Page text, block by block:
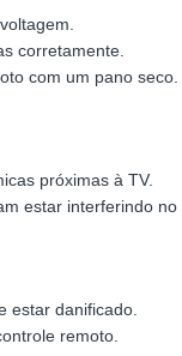
corretamente.
com um pano seco.
próximas à TV.
estar interferindo
estar danificado.
remoto.